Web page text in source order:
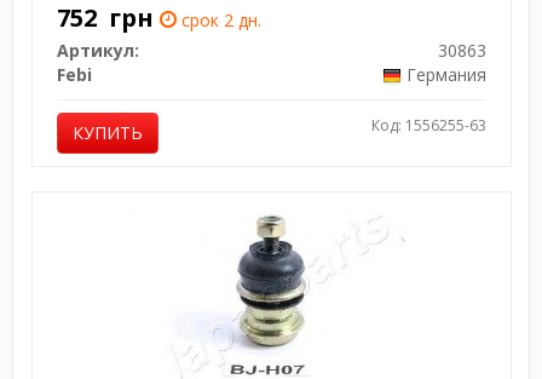
752 грн
срок 2 дн.
Артикул:
30863
Febi
Германия
КУПИТЬ Код: 1556255-63